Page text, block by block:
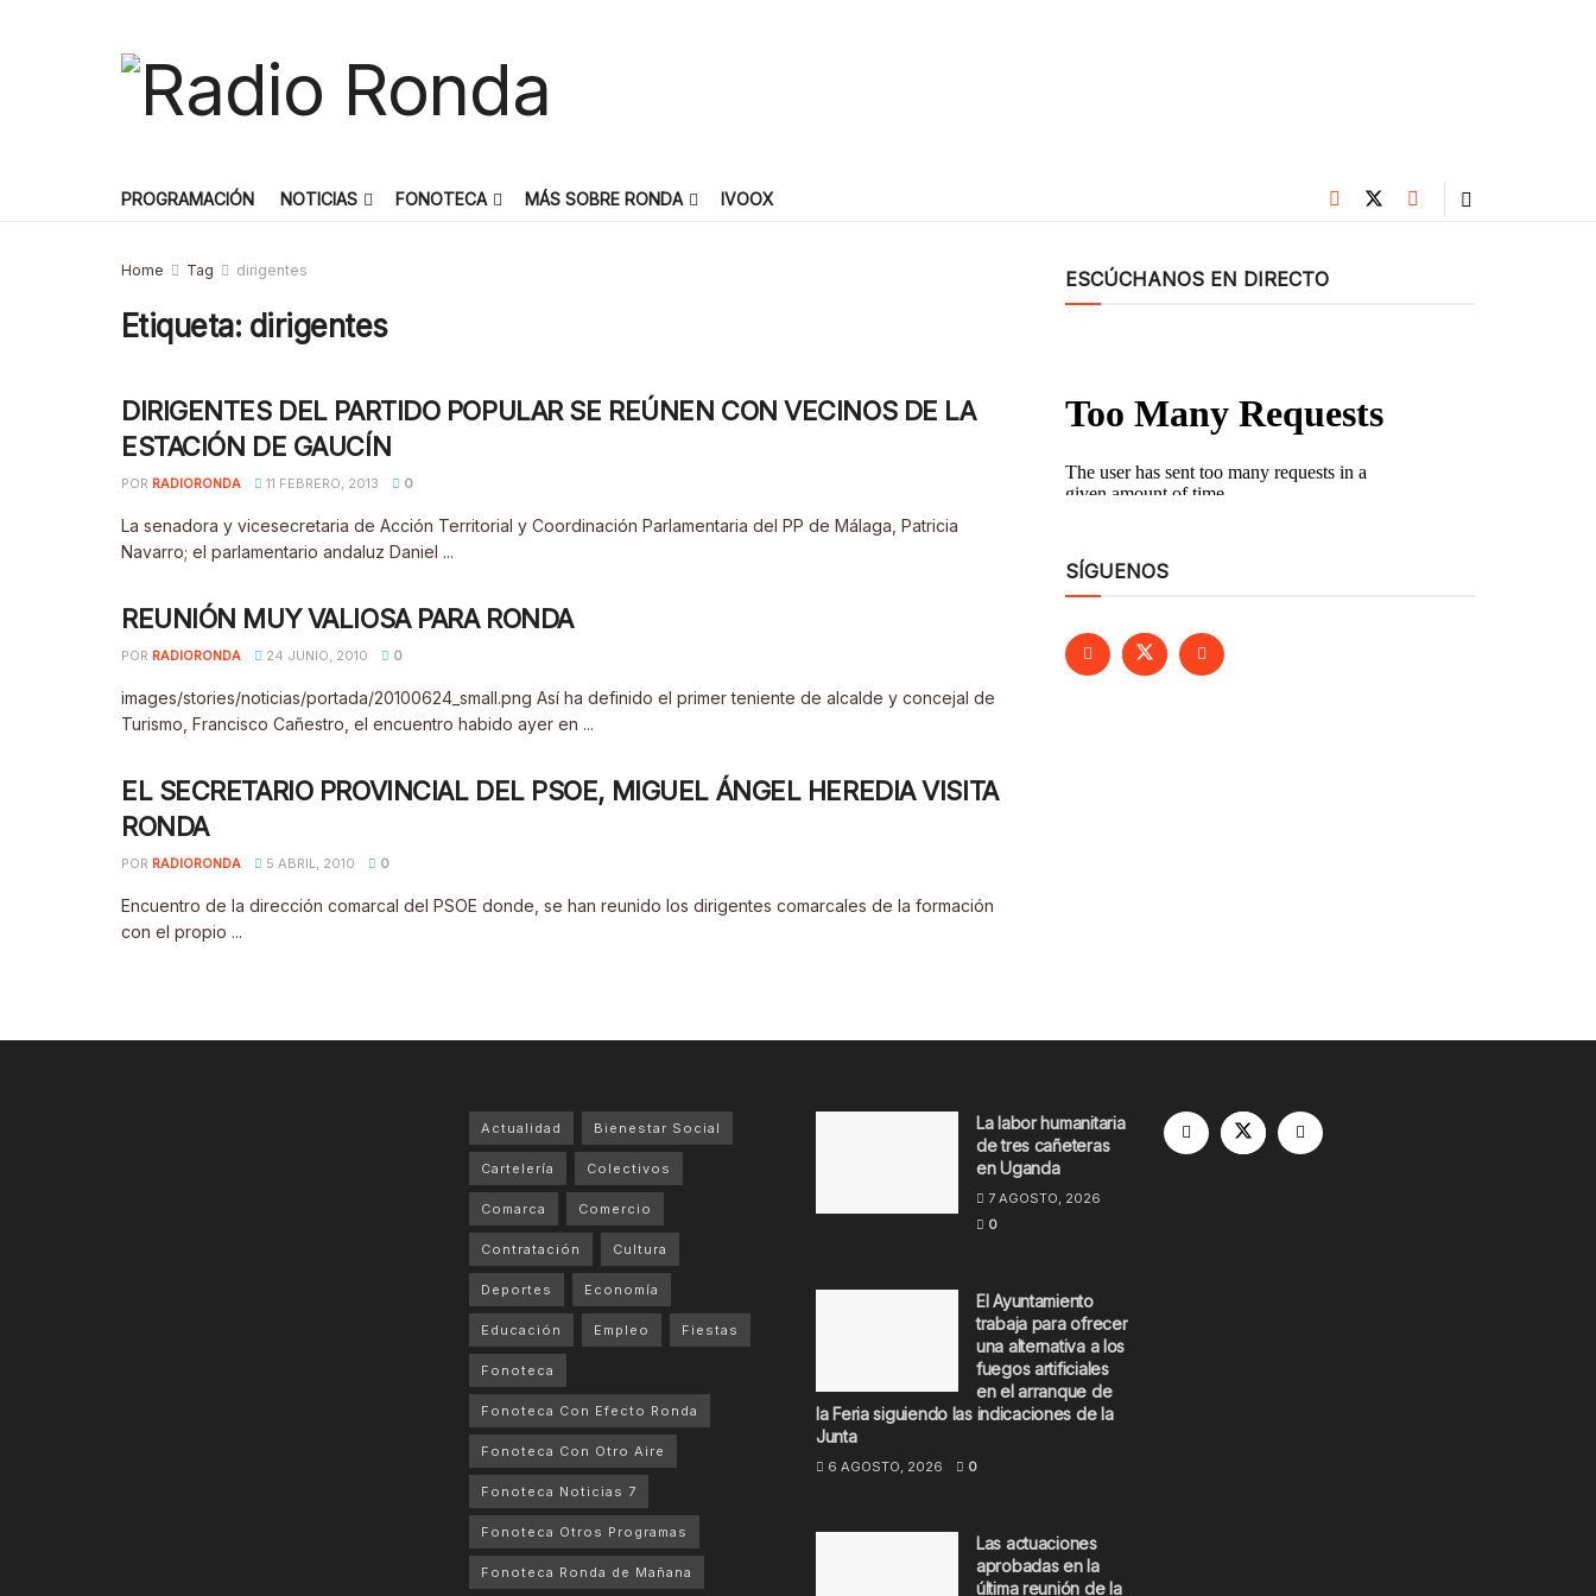
PROGRAMACIÓN NOTICIAS FONOTECA MÁS SOBRE RONDA IVOOX
Home Tag dirigentes
Etiqueta: dirigentes
DIRIGENTES DEL PARTIDO POPULAR SE REÚNEN CON VECINOS DE LA
ESTACIÓN DE GAUCÍN
POR RADIORONDA 11 FEBRERO, 2013 0
La senadora y vicesecretaria de Acción Territorial y Coordinación Parlamentaria del PP de Málaga, Patricia
Navarro; el parlamentario andaluz Daniel ...
REUNIÓN MUY VALIOSA PARA RONDA
POR RADIORONDA 24 JUNIO, 2010 0
images/stories/noticias/portada/20100624_small.png Así ha definido el primer teniente de alcalde y concejal de
Turismo, Francisco Cañestro, el encuentro habido ayer en ...
EL SECRETARIO PROVINCIAL DEL PSOE, MIGUEL ÁNGEL HEREDIA VISITA
RONDA
POR RADIORONDA 5 ABRIL, 2010 0
Encuentro de la dirección comarcal del PSOE donde, se han reunido los dirigentes comarcales de la formación
con el propio ...
ESCÚCHANOS EN DIRECTO
SÍGUENOS
Actualidad Bienestar Social
Cartelería Colectivos
Comarca Comercio
Contratación Cultura
Deportes Economía
Educación Empleo Fiestas
Fonoteca
Fonoteca Con Efecto Ronda
Fonoteca Con Otro Aire
Fonoteca Noticias 7
Fonoteca Otros Programas
Fonoteca Ronda de Mañana
La labor humanitaria
de tres cañeteras
en Uganda
7 AGOSTO, 2026
0
El Ayuntamiento
trabaja para ofrecer
una alternativa a los
fuegos artificiales
en el arranque de
la Feria siguiendo las indicaciones de la
Junta
6 AGOSTO, 2026 0
Las actuaciones
aprobadas en la
última reunión de la